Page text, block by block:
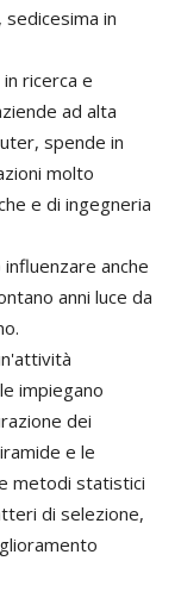
in
ricerca e
ad alta
spende in
molto
e di ingegneria
anche
anni luce da
impiegano
dei
e le
metodi statistici
di selezione,